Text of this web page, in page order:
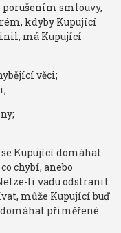
smlouvy,
kdyby Kupující
má Kupující
věci;
Kupující domáhat
chybí, anebo
li vadu odstranit
může Kupující buď
domáhat přiměřené